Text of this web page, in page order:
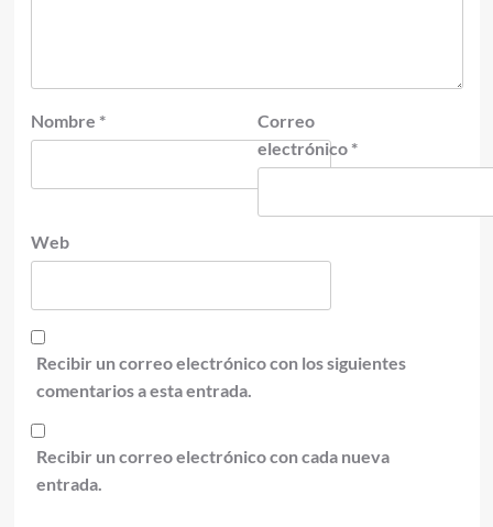
Nombre *
Correo
electrónico *
Web
Recibir un correo electrónico con los siguientes
comentarios a esta entrada.
Recibir un correo electrónico con cada nueva
entrada.